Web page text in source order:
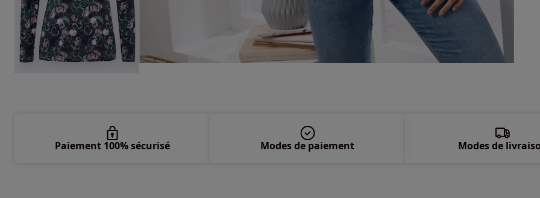
Paiement 100% sécurisé Modes de paiement Modes de